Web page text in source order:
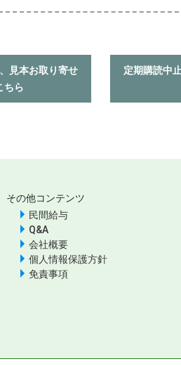
見本お取り寄せ
ちら
定期購読中
その他コンテンツ
民間給与
Q&A
会社概要
個人情報保護方針
免責事項